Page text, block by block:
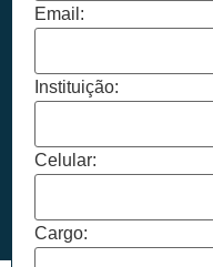
Email:
Instituição:
Celular:
Cargo: